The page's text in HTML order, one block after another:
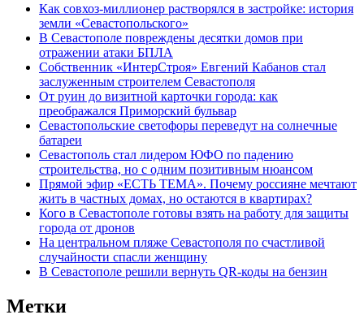
Как совхоз-миллионер растворялся в застройке: история
земли «Севастопольского»
В Севастополе повреждены десятки домов при
отражении атаки БПЛА
Собственник «ИнтерСтроя» Евгений Кабанов стал
заслуженным строителем Севастополя
От руин до визитной карточки города: как
преображался Приморский бульвар
Севастопольские светофоры переведут на солнечные
батареи
Севастополь стал лидером ЮФО по падению
строительства, но с одним позитивным нюансом
Прямой эфир «ЕСТЬ ТЕМА». Почему россияне мечтают
жить в частных домах, но остаются в квартирах?
Кого в Севастополе готовы взять на работу для защиты
города от дронов
На центральном пляже Севастополя по счастливой
случайности спасли женщину
В Севастополе решили вернуть QR-коды на бензин
Метки